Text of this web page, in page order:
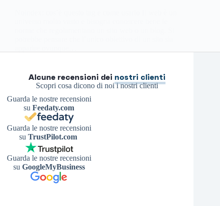
Alcune recensioni dei nostri clienti
Scopri cosa dicono di noi i nostri clienti
Guarda le nostre recensioni
suFeedaty.com
Guarda le nostre recensioni
su TrustPilot.com
Guarda le nostre recensioni
su GoogleMyBusiness